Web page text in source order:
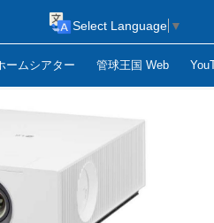
ームシアター 管球王国 Web
Select Language ▼